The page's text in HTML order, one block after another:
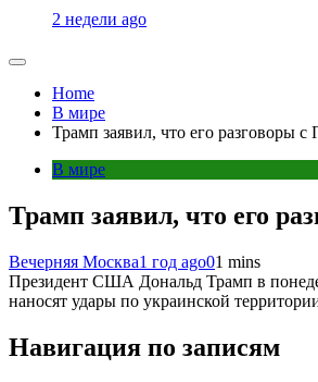
2 недели ago
Home
В мире
Трамп заявил, что его разговоры
В мире
Трамп заявил, что его
Вечерняя Москва1 год ago01 mins
Президент США Дональд Трамп в
наносят удары по украинской
Навигация по записям